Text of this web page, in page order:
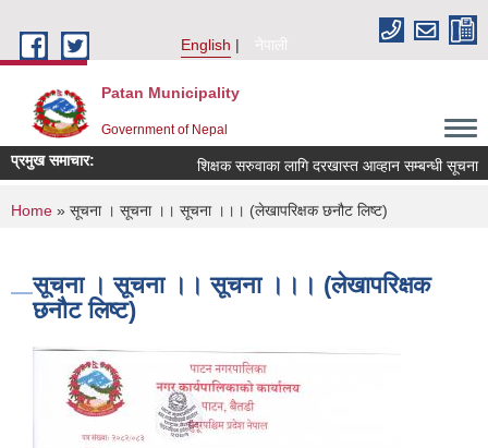
English
नेपाली
Patan Municipality
Government of Nepal
प्रमुख समाचार: शिक्षक सरुवाका लागि दरखास्त आव्हान सम्बन्धी सूचना ।
You are here
Home » सूचना । सूचना ।। सूचना ।।। (लेखापरिक्षक छनौट लिष्‍ट)
सूचना । सूचना ।। सूचना ।।। (लेखापरिक्षक
छनौट लिष्‍ट)